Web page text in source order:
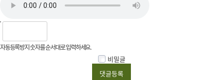
자동등록방지 숫자를 순서대로 입력하세요.
비밀글